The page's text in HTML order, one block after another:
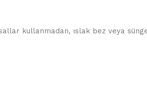
kullanmadan, ıslak bez veya